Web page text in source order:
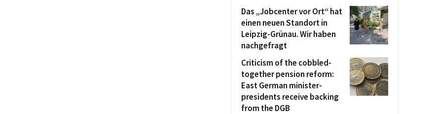
Das „Jobcenter vor Ort“ hat
einen neuen Standort in
Leipzig-Grünau. Wir haben
nachgefragt
Criticism of the cobbled-
together pension reform:
East German minister-
presidents receive backing
from the DGB